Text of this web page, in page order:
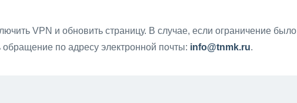
VPN и обновить страницу. В случае, если ограничение было
по адресу электронной почты: info@tnmk.ru.